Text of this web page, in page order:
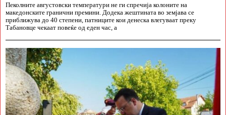
Пеколните августовски температури не ги спречија колоните на
македонските гранични премини. Додека жештината во земјава се
приближува до 40 степени, патниците кои денеска влегуваат преку
Табановце чекаат повеќе од еден час, а